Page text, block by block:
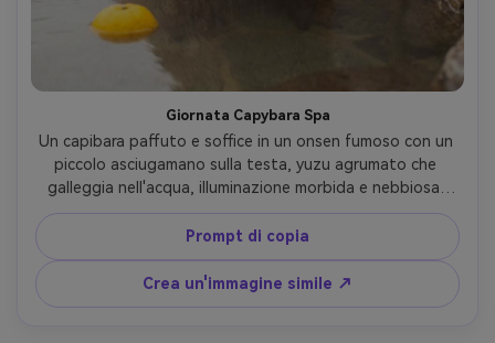
Giornata Capybara Spa
Un capibara paffuto e soffice in un onsen fumoso con un
piccolo asciugamano sulla testa, yuzu agrumato che
galleggia nell'acqua, illuminazione morbida e nebbiosa,
scattato su Canon EOS R6 con 50mm f/1.8, medio primo
piano, realistici grumi di pelliccia bagnata, espressione
pacifica, atmosfera cinematografica di spa- -ar 4:5
Prompt di copia
Crea un'immagine simile ↗